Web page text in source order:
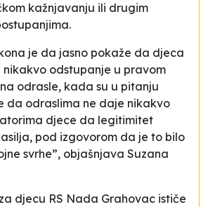
kažnjavanju ili drugim
je da jasno pokaže da djeca
odstupanje u pravom
odrasle, kada su u pitanju
da odraslima ne daje nikakvo
djece da legitimitet
pod izgovorom da je to bilo
svrhe”, objašnjava Suzana
djecu RS Nada Grahovac ističe